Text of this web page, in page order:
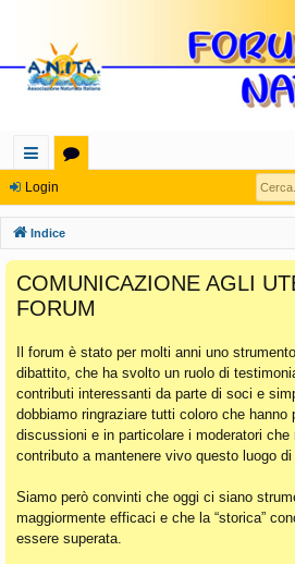
oll
eg
a
m
en
ti
Ra
pi
di
u
m
Login
Indice
COMUNICAZIONE AGLI
FORUM
Il forum è stato per molti anni uno
dibattito, che ha svolto un ruolo di
contributi interessanti da parte di soci e
dobbiamo ringraziare tutti coloro che hanno
discussioni e in particolare i moderatori che
contributo a mantenere vivo questo luogo di
Siamo però convinti che oggi ci siano
maggiormente efficaci e che la “storica”
essere superata.